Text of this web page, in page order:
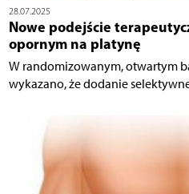
28.07.2025
Nowe podejście
opornym na platynę
W randomizowanym, otwartym
wykazano, że dodanie